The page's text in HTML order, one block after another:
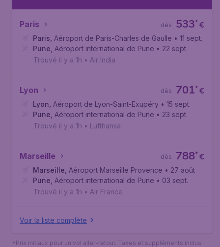
Paris €
533*
dès
Paris Aéroport de Paris-Charles de Gaulle • 11 sept.
Pune Aéroport international de Pune • 22 sept.
Trouvé il y a 1h • Air India
Lyon €
701*
dès
Lyon Aéroport de Lyon-Saint-Exupéry • 15 sept.
Pune Aéroport international de Pune • 23 sept.
Trouvé il y a 1h • Lufthansa
Marseille €
788*
dès
Marseille Aéroport Marseille Provence • 27 août
Pune Aéroport international de Pune • 03 sept.
Trouvé il y a 1h • Air France
Voir la liste complète
*Prix initiaux pour un vol aller-retour. Taxes et suppléments inclus.